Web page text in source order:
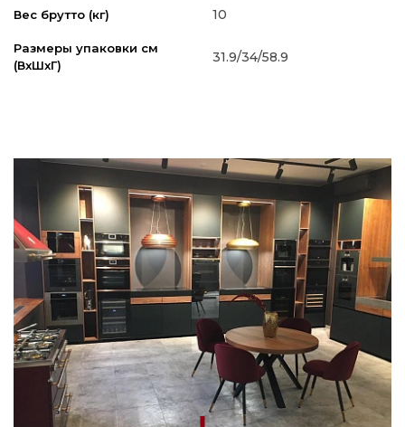
Вес брутто (кг) 10
Размеры упаковки см
(ВxШxГ)
31.9/34/58.9